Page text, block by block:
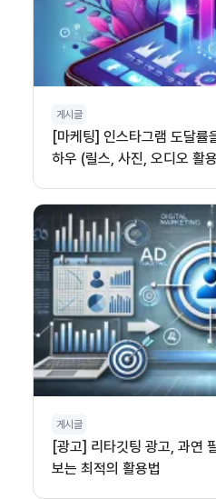
게시글
[마케팅] 인스타그램 도달률
하우 (릴스, 사진, 오디오 활
게시글
[광고] 리타깃팅 광고, 과연
보는 최적의 활용법